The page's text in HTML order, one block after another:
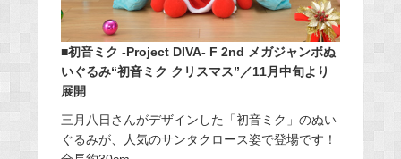
■初音ミク -Project DIVA- F 2nd メガジャンボぬ
いぐるみ“初音ミク クリスマス”／11月中旬より
展開
三月八日さんがデザインした「初音ミク」のぬい
ぐるみが、人気のサンタクロース姿で登場です！